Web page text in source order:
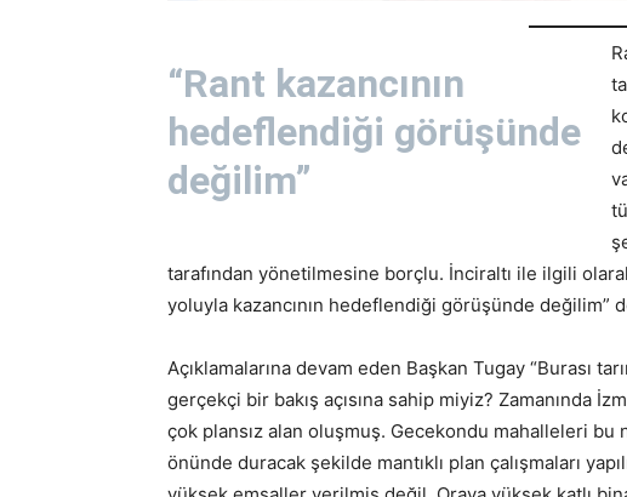
“Rant kazancının
hedeflendiği görüşünde
değilim”
tarafından yönetilmesine borçlu. İnciraltı ile ilgili
yoluyla kazancının hedeflendiği görüşünde değilim”
Açıklamalarına devam eden Başkan Tugay “Burası
gerçekçi bir bakış açısına sahip miyiz? Zamanında
çok plansız alan oluşmuş. Gecekondu mahalleleri bu
önünde duracak şekilde mantıklı plan çalışmaları